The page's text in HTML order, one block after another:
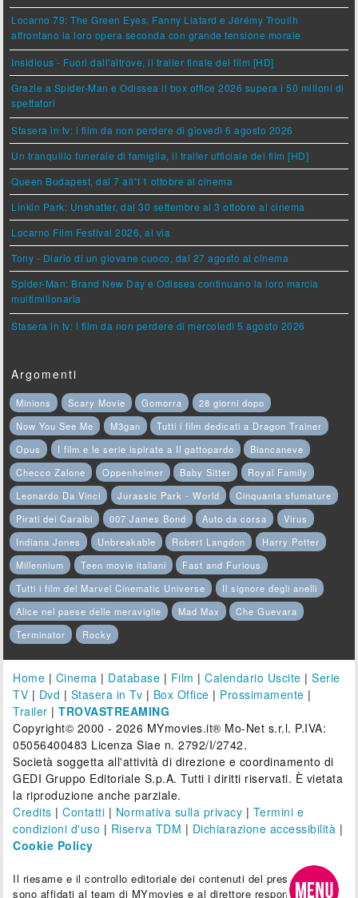
Locarno 79: The Green Eyes, Fanny Liatard e Jérémy Trouilh
affrontano la loro opera seconda con grande tensione morale
Insidious - Fuori dall'altrove, il trailer finale del film [HD]
Grazie a Spider-Man e Odissea il box office 2026 supera i 50 milioni di
spettatori
Stasera in tv: i film da non perdere di giovedì 6 agosto 2026
Un tranquillo funerale di famiglia, il trailer ufficiale del film [HD]
Queen Budapest, dal 7 all'11 ottobre al cinema
Linkin Park: Unshatter, dal 30 settembre al 3 ottobre al cinema
Locarno Film Festival 2026, al via
Tony - Diario di un giovane cuoco, dal 27 agosto al cinema
Spider-Man: Brand New Day e Odissea continuano la loro marcia
multimilionaria
Stasera in tv: i film da non perdere di mercoledì 5 agosto 2026
Argomenti
Minions Scary Movie Gomorra
28 giorni dopo
Now You See Me
M3gan
Tutti i film dedicati a Dragon Trainer
Opus
I film e le serie ispirate a Il gattopardo
Biancaneve
Checco Zalone
Oppenheimer Baby Sitter
Royal Family
Leonardo Da Vinci
Jurassic Park - World
Cinquanta sfumature
Pirati dei Caraibi
007 James Bond Auto da corsa
Virus
Indiana Jones
Unbreakable Robert Langdon
Harry Potter
Millennium
Teen movie italiani
Fast and Furious
Tutti i film del Marvel Cinematic Universe
Il signore degli anelli
Alice nel paese delle meraviglie
Mad Max
Che Guevara
Terminator
Rocky
Home | Cinema | Database | Film |Calendario Uscite |Serie
TV | Dvd | Stasera in Tv | Box Office | Prossimamente |
Trailer |TROVASTREAMING
Copyright© 2000 - 2026 MYmovies.it® Mo-Net s.r.l. P.IVA:
05056400483 Licenza Siae n. 2792/I/2742.
Società soggetta all'attività di direzione e coordinamento di
GEDI Gruppo Editoriale S.p.A. Tutti i diritti riservati. È vietata
la riproduzione anche parziale.
Credits |Contatti | Normativa sulla privacy | Termini e
condizioni d'uso | Riserva TDM | Dichiarazione accessibilità |
Cookie Policy
Il riesame e il controllo editoriale dei contenuti del presente sito
sono affidati al team di MYmovies e al direttore responsabile.